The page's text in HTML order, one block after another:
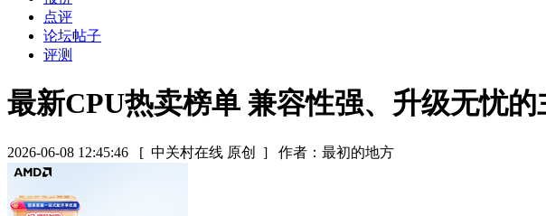
点评
论坛帖子
评测
最新CPU热卖榜单 兼容性强、升级无忧的
2026-06-08 12:45:46 [ 中关村在线 原创 ] 作者：最初的地方